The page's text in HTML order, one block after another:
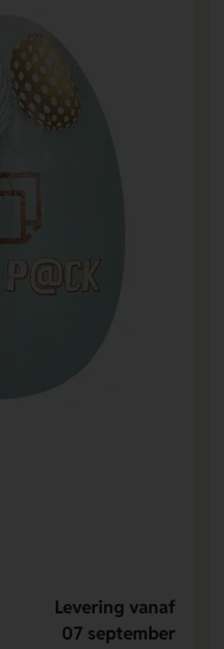
Levering vanaf
07 september